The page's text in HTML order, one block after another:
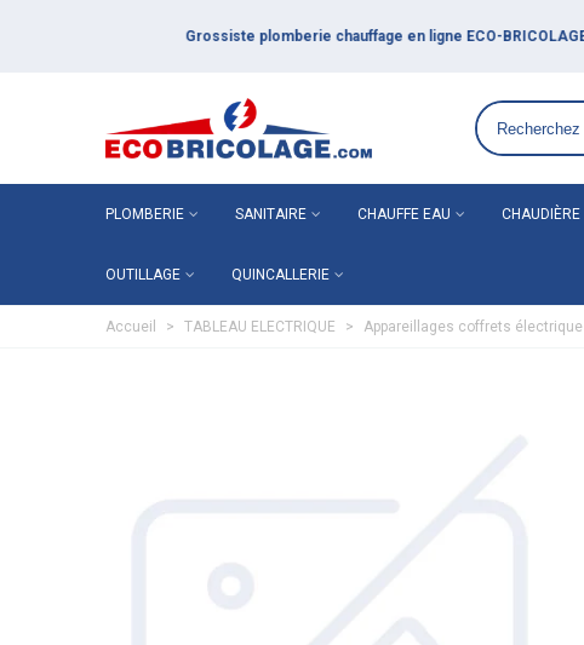
Grossiste plomberie chauffage en ligne ECO-BRICOLAGE
PLOMBERIE SANITAIRE CHAUFFE EAU CHAUDIÈRE
OUTILLAGE QUINCALLERIE
Accueil > TABLEAU ELECTRIQUE > Appareillages coffrets électrique